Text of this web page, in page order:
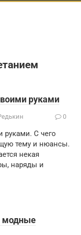
руками
0
руками. С чего
тему и нюансы.
некая
наряды и
модные